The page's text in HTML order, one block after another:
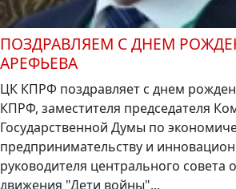
ПОЗДРАВЛЯЕМ С ДНЕМ
АРЕФЬЕВА
ЦК КПРФ поздравляет с днем
КПРФ, заместителя председателя
Государственной Думы по
предпринимательству и
руководителя центрального совета
движения "Дети войны"...